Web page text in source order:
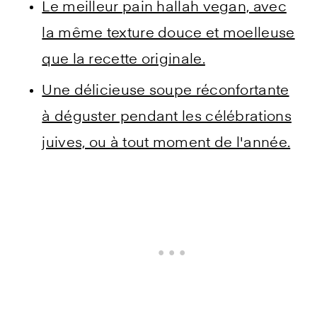
Le meilleur pain hallah vegan, avec
la même texture douce et moelleuse
que la recette originale.
Une délicieuse soupe réconfortante
à déguster pendant les célébrations
juives, ou à tout moment de l'année.